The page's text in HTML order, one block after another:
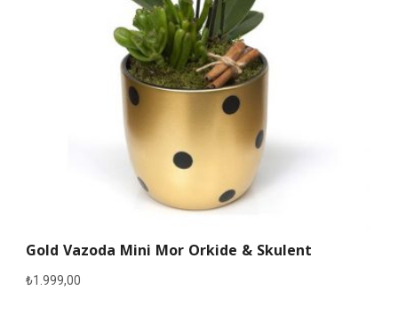
Gold Vazoda Mini Mor Orkide & Skulent
₺1.999,00